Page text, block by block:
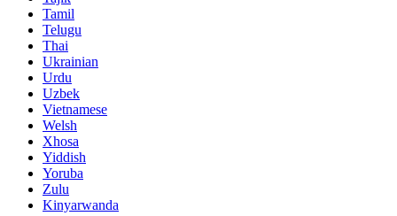
Tamil
Telugu
Thai
Ukrainian
Urdu
Uzbek
Vietnamese
Welsh
Xhosa
Yiddish
Yoruba
Zulu
Kinyarwanda